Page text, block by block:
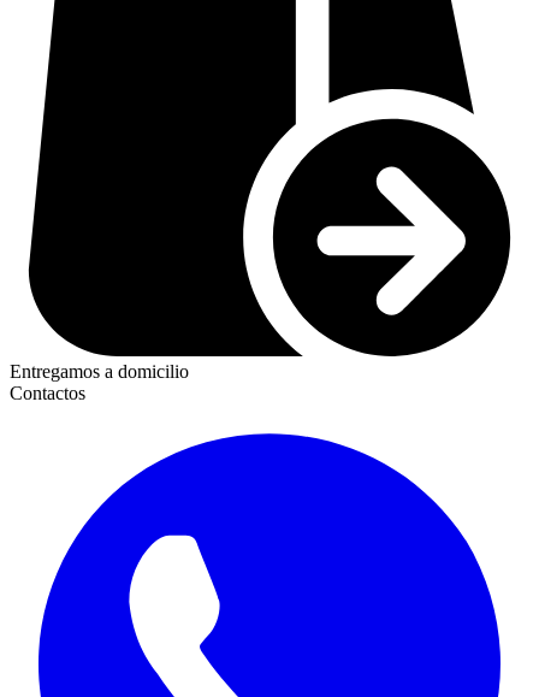
Entregamos a domicilio
Contactos